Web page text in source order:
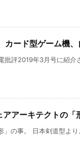
ード型ゲーム機、
批評2019年3月号に紹介
アーキテクトの「
」の事。 日本剣道型よ